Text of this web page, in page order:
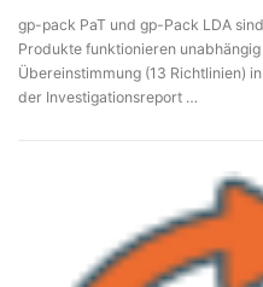
gp-pack PaT und gp-Pack LDA
Produkte funktionieren
Übereinstimmung (13 Richtlinien)
der Investigationsreport …